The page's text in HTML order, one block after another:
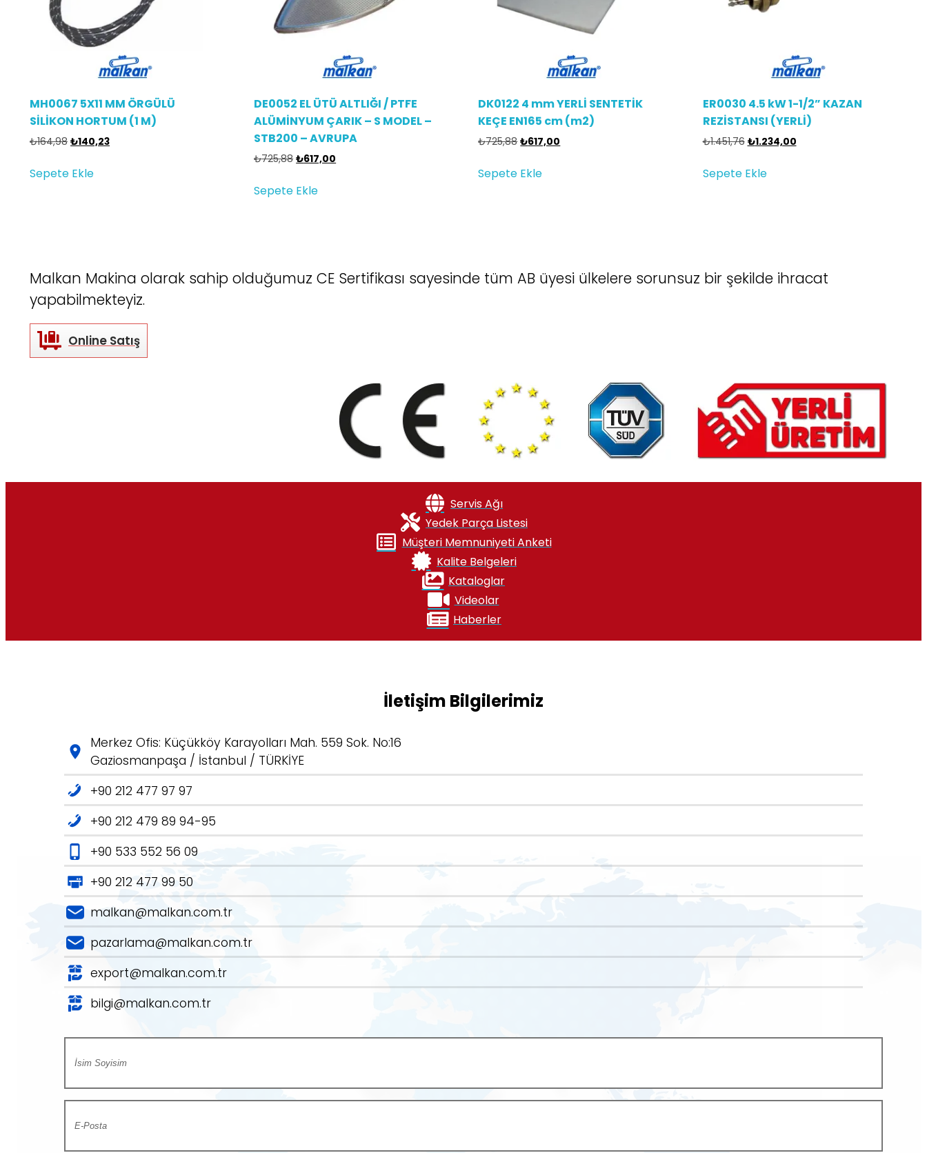
MH0067 5X11 MM ÖRGÜLÜ
SİLİKON HORTUM (1 M)
₺164,98 ₺140,23
Sepete Ekle
DE0052 EL ÜTÜ ALTLIĞI / PTFE
ALÜMİNYUM ÇARIK – S MODEL –
STB200 – AVRUPA
₺725,88 ₺617,00
Sepete Ekle
DK0122 4 mm YERLİ SENTETİK
KEÇE EN165 cm (m2)
₺725,88 ₺617,00
Sepete Ekle
ER0030 4.5 kW 1-1/2” KAZAN
REZİSTANSI (YERLİ)
₺1.451,76 ₺1.234,00
Sepete Ekle
Malkan Makina olarak sahip olduğumuz CE Sertifikası sayesinde tüm AB üyesi ülkelere sorunsuz bir şekilde ihracat
yapabilmekteyiz.
Online Satış
Servis Ağı
Yedek Parça Listesi
Müşteri Memnuniyeti Anketi
Kalite Belgeleri
Kataloglar
Videolar
Haberler
İletişim Bilgilerimiz
Merkez Ofis: Küçükköy Karayolları Mah. 559 Sok. No:16
Gaziosmanpaşa / İstanbul / TÜRKİYE
+90 212 477 97 97
+90 212 479 89 94-95
+90 533 552 56 09
+90 212 477 99 50
malkan@malkan.com.tr
pazarlama@malkan.com.tr
export@malkan.com.tr
bilgi@malkan.com.tr